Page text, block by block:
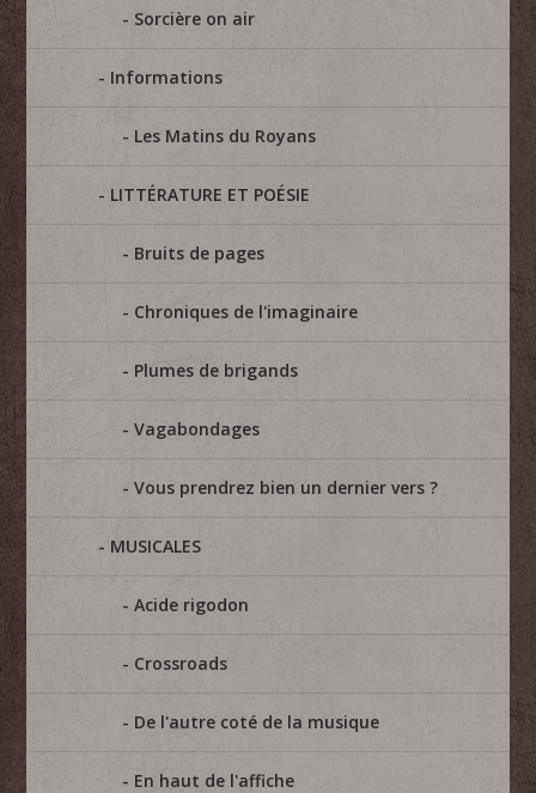
Sorcière on air
Informations
Les Matins du Royans
LITTÉRATURE ET POÉSIE
Bruits de pages
Chroniques de l'imaginaire
Plumes de brigands
Vagabondages
Vous prendrez bien un dernier vers ?
MUSICALES
Acide rigodon
Crossroads
De l'autre coté de la musique
En haut de l'affiche